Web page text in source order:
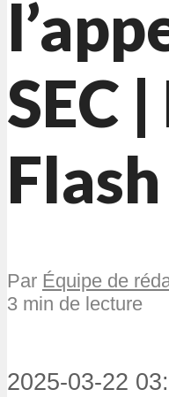
SEC
Par Équipe de
3 min de lecture
2025-03-22